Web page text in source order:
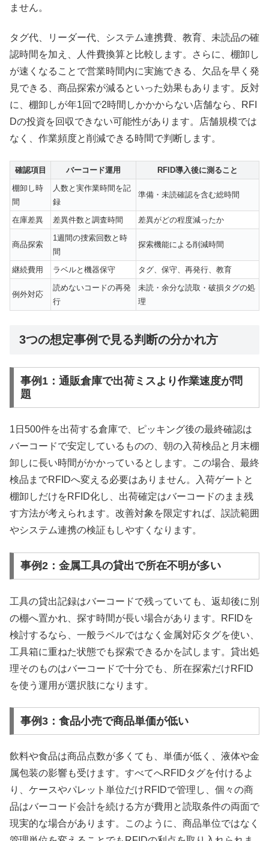
ません。
タグ代、リーダー代、システム連携費、教育、未読品の確
認時間を加え、人件費換算と比較します。さらに、棚卸し
が速くなることで営業時間内に実施できる、欠品を早く発
見できる、商品探索が減るといった効果もあります。反対
に、棚卸しが年1回で2時間しかかからない店舗なら、RFI
Dの投資を回収できない可能性があります。店舗規模では
なく、作業頻度と削減できる時間で判断します。
確認項目 バーコード運用
RFID導入後に測ること
棚卸し時
間
人数と実作業時間を記
録
準備・未読確認を含む総時間
在庫差異 差異件数と調査時間 差異がどの程度減ったか
商品探索
1週間の捜索回数と時
間
探索機能による削減時間
継続費用 ラベルと機器保守 タグ、保守、再発行、教育
例外対応
読めないコードの再発
行
未読・余分な読取・破損タグの処
理
3つの想定事例で見る判断の分かれ方
事例1：通販倉庫で出荷ミスより作業速度が問
題
1日500件を出荷する倉庫で、ピッキング後の最終確認は
バーコードで安定しているものの、朝の入荷検品と月末棚
卸しに長い時間がかかっているとします。この場合、最終
検品までRFIDへ変える必要はありません。入荷ゲートと
棚卸しだけをRFID化し、出荷確定はバーコードのまま残
す方法が考えられます。改善対象を限定すれば、誤読範囲
やシステム連携の検証もしやすくなります。
事例2：金属工具の貸出で所在不明が多い
工具の貸出記録はバーコードで残っていても、返却後に別
の棚へ置かれ、探す時間が長い場合があります。RFIDを
検討するなら、一般ラベルではなく金属対応タグを使い、
工具箱に重ねた状態でも探索できるかを試します。貸出処
理そのものはバーコードで十分でも、所在探索だけRFID
を使う運用が選択肢になります。
事例3：食品小売で商品単価が低い
飲料や食品は商品点数が多くても、単価が低く、液体や金
属包装の影響も受けます。すべてへRFIDタグを付けるよ
り、ケースやパレット単位だけRFIDで管理し、個々の商
品はバーコード会計を続ける方が費用と読取条件の両面で
現実的な場合があります。このように、商品単位ではなく